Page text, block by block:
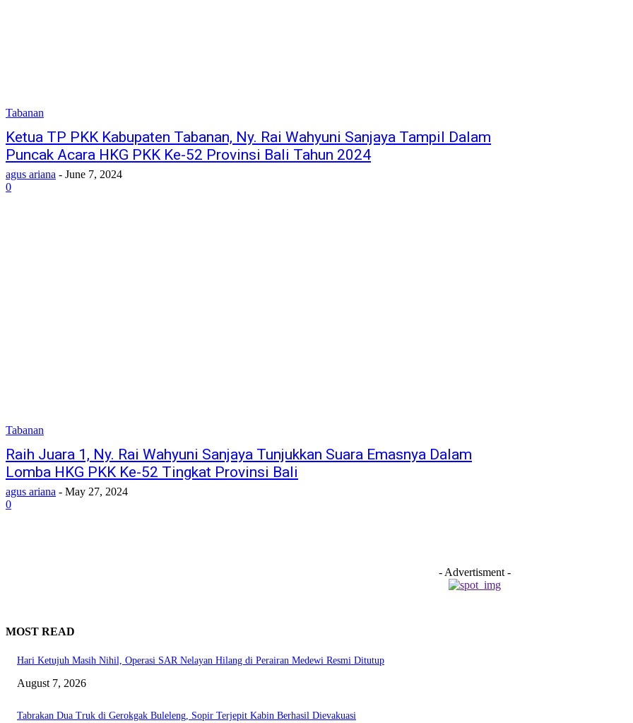
Tabanan
Ketua TP PKK Kabupaten Tabanan, Ny. Rai Wahyuni Sanjaya Tampil Dalam
Puncak Acara HKG PKK Ke-52 Provinsi Bali Tahun 2024
agus ariana - June 7, 2024
0
Tabanan
Raih Juara 1, Ny. Rai Wahyuni Sanjaya Tunjukkan Suara Emasnya Dalam
Lomba HKG PKK Ke-52 Tingkat Provinsi Bali
agus ariana - May 27, 2024
0
- Advertisment -
MOST READ
Hari Ketujuh Masih Nihil, Operasi SAR Nelayan Hilang di Perairan Medewi Resmi Ditutup
August 7, 2026
Tabrakan Dua Truk di Gerokgak Buleleng, Sopir Terjepit Kabin Berhasil Dievakuasi